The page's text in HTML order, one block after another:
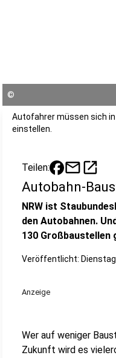
©
Autofahrer müssen sich
einstellen.
Teilen: mailopen_in_new
Autobahn-
NRW ist
den Autobahnen.
130 Großbaustellen
Veröffentlicht:
Anzeige
Wer auf weniger
Zukunft wird es